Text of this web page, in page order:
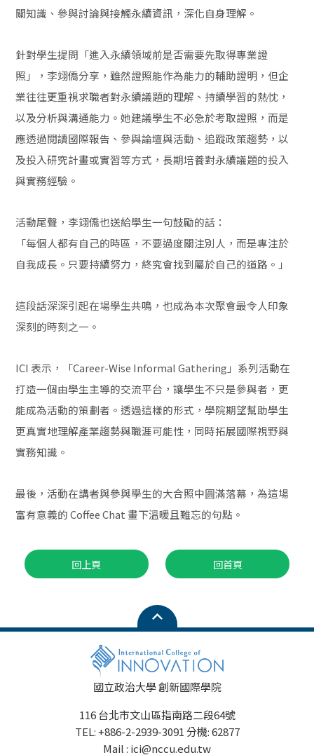
關知識、參與討論與接觸永續資訊，深化自身理解。
針對學生提問「進入永續領域前是否需要先取得專業證
照」，李翊僑分享，雖然證照能作為能力的輔助證明，但企
業往往更重視求職者對永續議題的理解、持續學習的熱忱，
以及分析與溝通能力。她建議學生不必急於考取證照，而是
應透過閱讀國際報告、參與論壇與活動、追蹤政策趨勢，以
及投入研究計畫或實習等方式，長期培養對永續議題的投入
與實務經驗。
活動尾聲，李翊僑也送給學生一句鼓勵的話：
「每個人都有自己的時區，不要過度關注別人，而是專注於
自我成長。只要持續努力，終究會找到屬於自己的道路。」
這段話深深引起在場學生共鳴，也成為本次聚會最令人印象
深刻的時刻之一。
ICI 表示，「Career-Wise Informal Gathering」系列活動在
打造一個由學生主導的交流平台，讓學生不只是參與者，更
能成為活動的策劃者。透過這樣的形式，學院期望幫助學生
更真實地理解產業趨勢與職涯可能性，同時拓展國際視野與
實務知識。
最後，活動在講者與參與學生的大合照中圓滿落幕，為這場
富有意義的 Coffee Chat 畫下溫暖且難忘的句點。
回上頁 回首頁
國立政治大學 創新國際學院
116 台北市文山區指南路二段64號
TEL: +886-2-2939-3091 分機: 62877
Mail : ici@nccu.edu.tw